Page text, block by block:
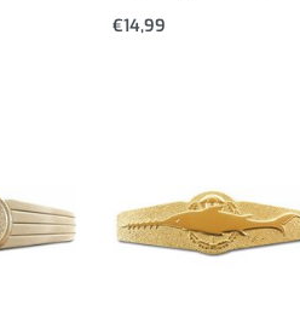
€14,99